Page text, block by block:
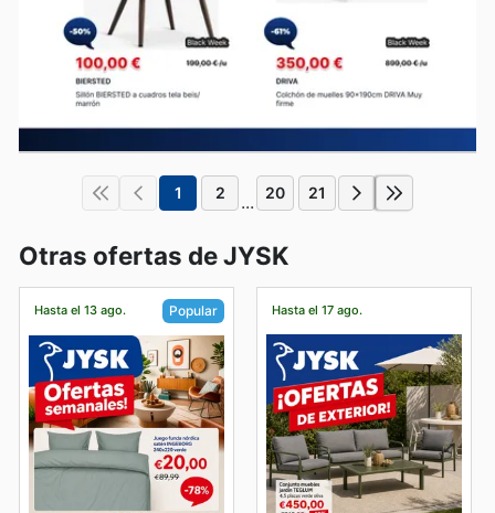
1 2 ... 20 21
Otras ofertas de JYSK
Hasta el 13 ago. Popular Hasta el 17 ago.